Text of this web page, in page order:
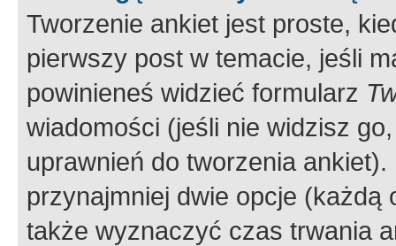
Tworzenie ankiet jest proste,
pierwszy post w temacie, jeśli
powinieneś widzieć formularz
wiadomości (jeśli nie widzisz
uprawnień do tworzenia
przynajmniej dwie opcje
także wyznaczyć czas trwania